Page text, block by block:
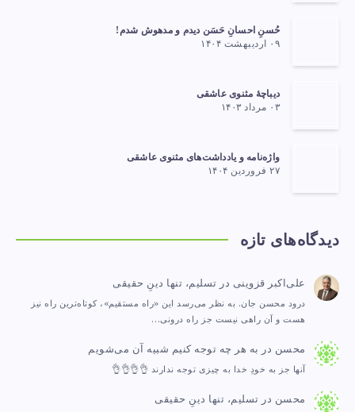
حُسنِ احسانِ حَسَن دیدم و مدهوش شدم!
۰۹ اردیبهشت ۱۴۰۴
دیباچهٔ مثنوی عاشقی
۰۳ مرداد ۱۴۰۳
واژه‌نامه و یادداشت‌های مثنوی عاشقی
۲۷ فروردین ۱۴۰۴
دیدگاه‌های تازه
علی‌اکبر قزوینی در تسلیم، تنها دینِ حقیقی
درود محسن جان. به نظر می‌رسد این «راه مستقیم»، کوتاه‌ترین راه نیز
هست و آن راهی نیست جز راه درونی…
محسن در به هر چه توجه کنیم شبیه آن می‌شویم
آنها جز به خودِ خدا به چیزی توجه ندارند 👌👌👌👌
محسن در تسلیم، تنها دینِ حقیقی